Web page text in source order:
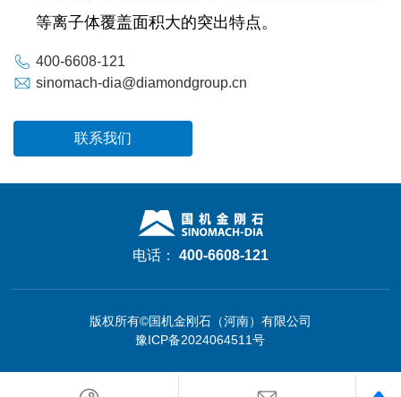
等离子体覆盖面积大的突出特点。
400-6608-121
sinomach-dia@diamondgroup.cn
联系我们
电话： 400-6608-121
版权所有©国机金刚石（河南）有限公司
豫ICP备2024064511号